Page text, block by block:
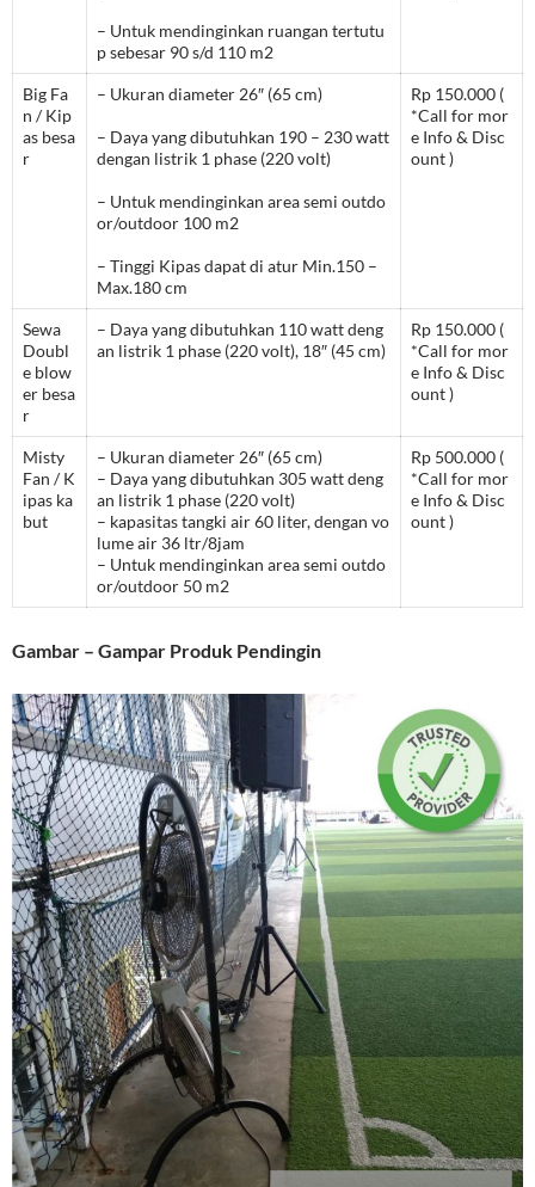
– Untuk mendinginkan ruangan tertutu
p sebesar 90 s/d 110 m2
Big Fa
n / Kip
as besa
r
– Ukuran diameter 26″ (65 cm)
– Daya yang dibutuhkan 190 – 230 watt
dengan listrik 1 phase (220 volt)
– Untuk mendinginkan area semi outdo
or/outdoor 100 m2
– Tinggi Kipas dapat di atur Min.150 –
Max.180 cm
Rp 150.000 (
*Call for mor
e Info & Disc
ount )
Sewa
Doubl
e blow
er besa
r
– Daya yang dibutuhkan 110 watt deng
an listrik 1 phase (220 volt), 18″ (45 cm)
Rp 150.000 (
*Call for mor
e Info & Disc
ount )
Misty
Fan / K
ipas ka
but
– Ukuran diameter 26″ (65 cm)
– Daya yang dibutuhkan 305 watt deng
an listrik 1 phase (220 volt)
– kapasitas tangki air 60 liter, dengan vo
lume air 36 ltr/8jam
– Untuk mendinginkan area semi outdo
or/outdoor 50 m2
Rp 500.000 (
*Call for mor
e Info & Disc
ount )
Gambar – Gampar Produk Pendingin